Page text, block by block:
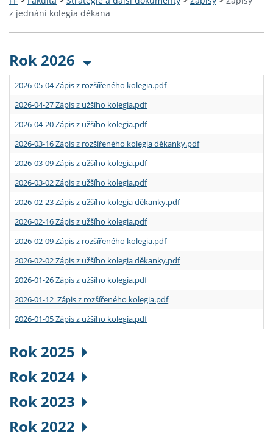
z jednání kolegia děkana
Rok 2026
2026-05-04 Zápis z rozšířeného kolegia.pdf
2026-04-27 Zápis z užšího kolegia.pdf
2026-04-20 Zápis z užšího kolegia.pdf
2026-03-16 Zápis z rozšířeného kolegia děkanky.pdf
2026-03-09 Zápis z užšího kolegia.pdf
2026-03-02 Zápis z užšího kolegia.pdf
2026-02-23 Zápis z užšího kolegia děkanky.pdf
2026-02-16 Zápis z užšího kolegia.pdf
2026-02-09 Zápis z rozšířeného kolegia.pdf
2026-02-02 Zápis z užšího kolegia děkanky.pdf
2026-01-26 Zápis z užšího kolegia.pdf
2026-01-12 Zápis z rozšířeného kolegia.pdf
2026-01-05 Zápis z užšího kolegia.pdf
Rok 2025
Rok 2024
Rok 2023
Rok 2022